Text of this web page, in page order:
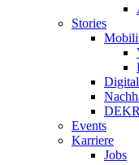
Stories
Events
Karriere
Jobs